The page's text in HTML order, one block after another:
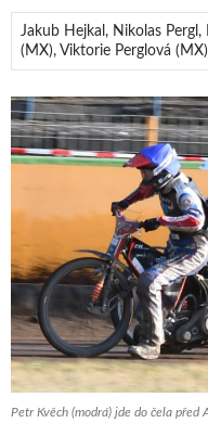
Jakub Hejkal, Nikolas
(MX), Viktorie Perglová
Petr Kvěch (modrá) jde do čela před